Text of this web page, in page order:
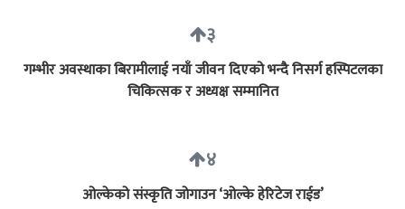
३
गम्भीर अवस्थाका बिरामीलाई नयाँ जीवन दिएको भन्दै निसर्ग हस्पिटलका
चिकित्सक र अध्यक्ष सम्मानित
४
ओल्केको संस्कृति जोगाउन ‘ओल्के हेरिटेज राईड’